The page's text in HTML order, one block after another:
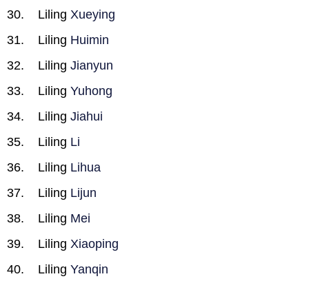
Liling Xueying
Liling Huimin
Liling Jianyun
Liling Yuhong
Liling Jiahui
Liling Li
Liling Lihua
Liling Lijun
Liling Mei
Liling Xiaoping
Liling Yanqin